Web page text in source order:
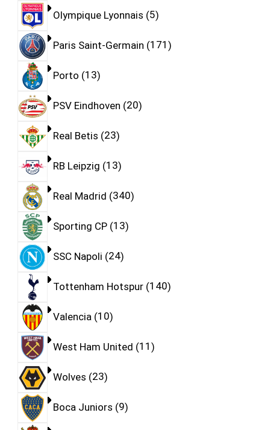
Olympique Lyonnais 5
Paris Saint-Germain 171
Porto 13
PSV Eindhoven 20
Real Betis 23
RB Leipzig 13
Real Madrid 340
Sporting CP 13
SSC Napoli 24
Tottenham Hotspur 140
Valencia 10
West Ham United 11
Wolves 23
Boca Juniors 9